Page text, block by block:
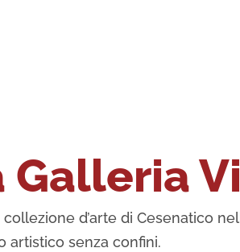
Galleria
d’arte di Cesenatico
artistico senza confini.